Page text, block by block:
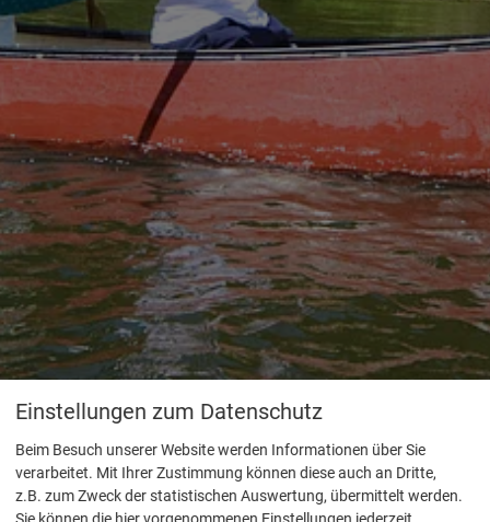
Einstellungen zum Datenschutz
Beim Besuch unserer Website werden Informationen über Sie
verarbeitet. Mit Ihrer Zustimmung können diese auch an Dritte,
z.B. zum Zweck der statistischen Auswertung, übermittelt werden.
Sie können die hier vorgenommenen Einstellungen jederzeit